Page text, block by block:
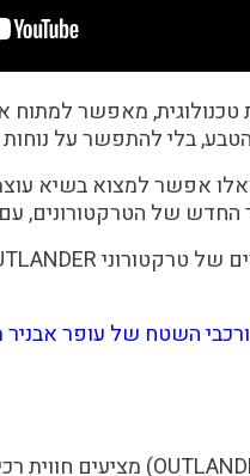
מאפשר למתוח
בלי להתפשר על נוחות
אפשר למצוא בשיא
החדש של הטרקטורונים,
השטח של עופר אבניר